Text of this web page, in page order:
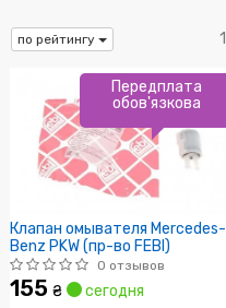
по рейтингу
Клапан омывателя Mercedes-
Benz PKW (пр-во FEBI)
0 отзывов
155 ₴ сегодня
Передплата
обов'язкова